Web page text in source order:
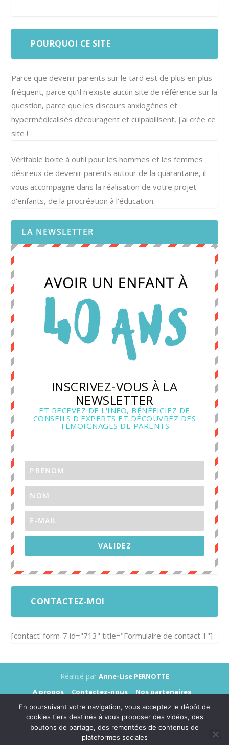
POURQUOI CE SITE
Parce que devenir parents sur le tard est de plus en plus
fréquent, parce qu'il n'existe aucun site de référence sur la
question, parce que les discours anxiogènes et
hypermédicalisés découragent et culpabilisent, j'ai crée ce
site !
Véritable boite à outil pour les hommes et les femmes
désireux de devenir parents autour de la quarantaine, il
vous accompagne dans la réalisation de votre projet
d'enfants, de la procréation à l'éducation.
LA NEWSLETTER
INSCRIVEZ-VOUS À LA
NEWSLETTER
ET RECEVEZ DE L'INFO, BÉNÉFICIEZ DE
CONSEILS D'EXPERTS ET DÉCOUVREZ DES
TÉMOIGNAGES DE PARENTS
VALIDEZ
CONTACTEZ-MOI
[contact-form-7 id="713" title="Formulaire de contact 1"]
Réalisé par Anne-Lise PERNOTTE
A propos
Contactez-nous
Nos partenaires
Annonceurs
Presse
Mentions légales
Données personnelles
En poursuivant votre navigation, vous acceptez le dépôt de
cookies tiers destinés à vous proposer des vidéos, des
boutons de partage, des remontées de contenus de
plateformes sociales